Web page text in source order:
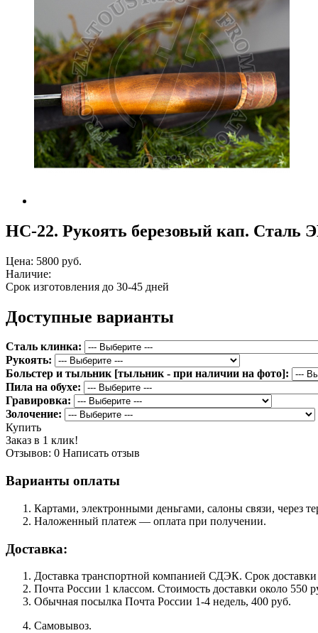
НС-22. Рукоять березовый кап. Сталь
Цена: 5800 руб.
Наличие:
Срок изготовления до 30-45 дней
Доступные варианты
Сталь клинка:
Рукоять:
Больстер и тыльник [тыльник - при наличии на фото]:
Пила на обухе:
Гравировка:
Золочение:
Купить
Заказ в 1 клик!
Отзывов: 0 Написать отзыв
Варианты оплаты
Картами, электронными деньгами, салоны связи, через
Наложенный платеж — оплата при получении.
Доставка:
Доставка транспортной компанией СДЭК. Срок
Почта России 1 классом. Cтоимость доставки около 550
Обычная посылка Почта России 1-4 недель, 400 руб.
Самовывоз.